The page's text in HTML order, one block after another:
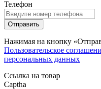
Телефон
Отправить
Нажимая на кнопку
Пользовательское
персональных данных
Ссылка на товар
Captha